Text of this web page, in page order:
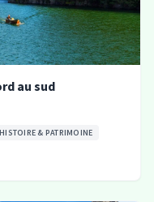
au sud
HISTOIRE & PATRIMOINE